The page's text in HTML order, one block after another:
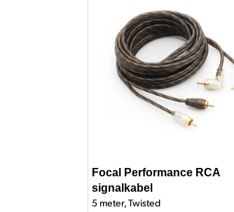
Focal Performance RCA
signalkabel
5 meter, Twisted